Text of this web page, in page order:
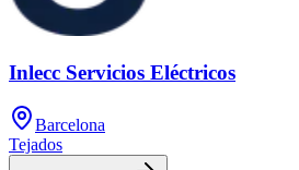
Inlecc Servicios Eléctricos
Barcelona
Tejados